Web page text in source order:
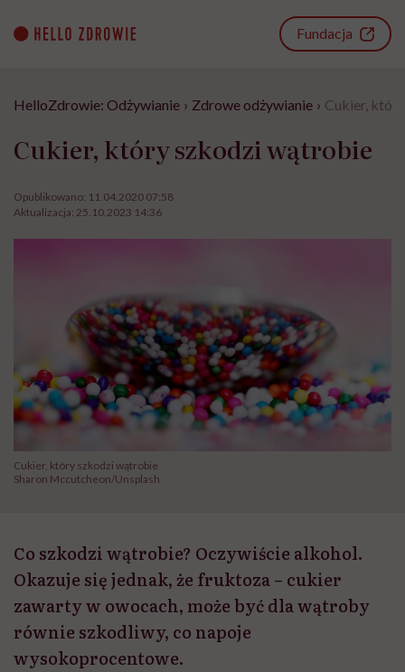
content
Fundacja
HelloZdrowie: Odżywianie › Zdrowe odżywianie › Cukier,
Cukier, który szkodzi wątrobie
Opublikowano: 11.04.2020 07:58
Aktualizacja: 25.10.2023 14:36
Cukier, który szkodzi wątrobie
Sharon Mccutcheon/Unsplash
Co szkodzi wątrobie? Oczywiście alkohol.
Okazuje się jednak, że fruktoza – cukier
zawarty w owocach, może być dla wątroby
równie szkodliwy, co napoje
wysokoprocentowe.